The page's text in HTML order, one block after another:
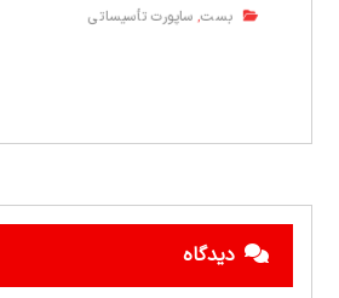
بست, ساپورت تأسیساتی
دیدگاه